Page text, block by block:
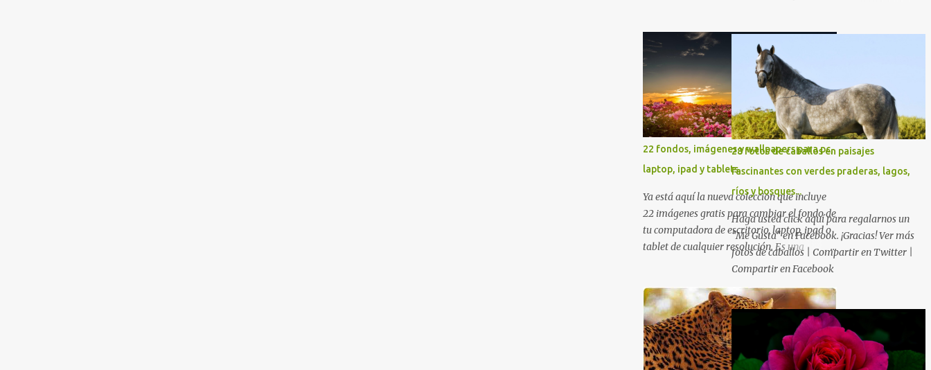
gratuitas . Si tiene usted oportunidad,
ayúdenos a difundir nuestra página para
que más personas puedan beneficiarse de
estos recursos. La dirección de nuestra web,
es; www.bancodeimagenesgratis.com
Reciban mi agradecimiento a través de la
distancia. -José Luis
22 fondos, imágenes y wallpapers para pc,
laptop, ipad y tablets.
Ya está aquí la nueva colección que incluye
22 imágenes gratis para cambiar el fondo de
tu computadora de escritorio, laptop, ipad o
tablet de cualquier resolución. Es una
excelente colección de fondos sobre diversas
encontrarás más de una que se adapte a tus
preferencias. Saludos en la distancia. Nos
leemos en nuestra próxima entrega. P.D. No
olviden utilizar los botones que aparecen
sobre cada imagen para compartir estos
encontrarás más de una que se adapte a tus
preferencias. Saludos en la distancia. Nos
leemos en nuestra próxima entrega. P.D. No
olviden utilizar los botones que aparecen
sobre cada imagen para compartir estos
fondos en las redes sociales con todos sus
amigos. Gracias.
28 fotos de caballos en paisajes
fascinantes con verdes praderas, lagos,
ríos y bosques...
Haga usted click aquí para regalarnos un
"Me Gusta" en Facebook. ¡Gracias! Ver más
fotos de caballos | Compartir en Twitter |
Compartir en Facebook